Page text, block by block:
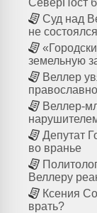
СеверПост
Суд над
не состоялся
земельную
Веллер
Веллер-
Депутат
во вранье
Веллеру
Ксения
врать?